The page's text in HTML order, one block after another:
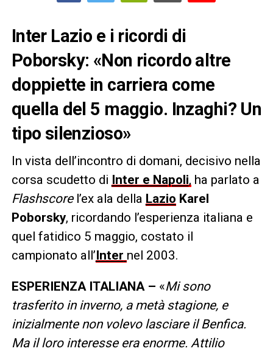
Inter Lazio e i ricordi di
Poborsky: «Non ricordo altre
doppiette in carriera come
quella del 5 maggio. Inzaghi? Un
tipo silenzioso»
In vista dell’incontro di domani, decisivo nella
corsa scudetto di Inter e Napoli, ha parlato a
Flashscorel’ex ala della Lazio Karel
Poborsky, ricordando l’esperienza italiana e
quel fatidico 5 maggio, costato il
campionato all’ Inter nel 2003.
ESPERIENZA ITALIANA – «Mi sono
trasferito in inverno, a metà stagione, e
inizialmente non volevo lasciare il Benfica.
Ma il loro interesse era enorme. Attilio